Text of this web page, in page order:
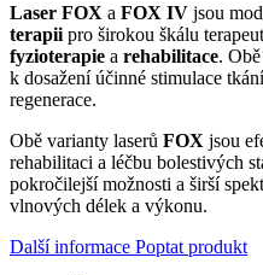
Laser FOX a FOX IV jsou
terapii pro širokou škálu
fyzioterapie a rehabilitace.
k dosažení účinné stimulace
regenerace.
Obě varianty laserů FOX jsou
rehabilitaci a léčbu bolestivých
pokročilejší možnosti a širší
vlnových délek a výkonu.
Další informace Poptat produkt